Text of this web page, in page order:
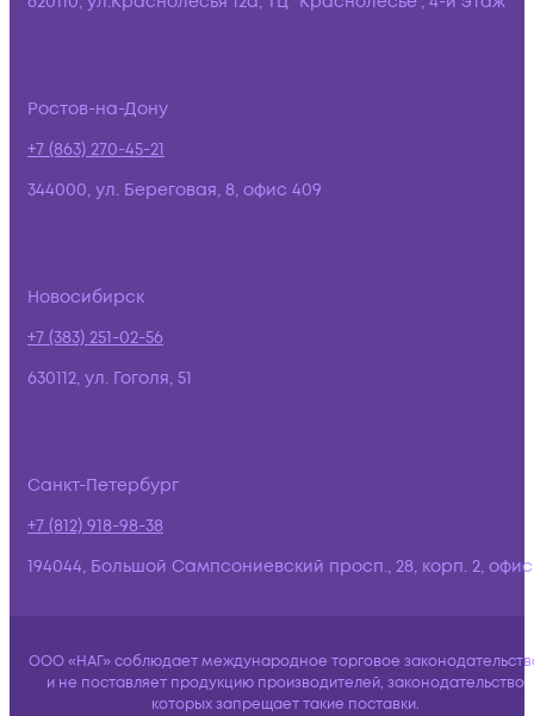
Ростов-на-Дону
+7 (863) 270-45-21
344000, ул. Береговая, 8, офис 409
Новосибирск
+7 (383) 251-02-56
630112, ул. Гоголя, 51
Санкт-Петербург
+7 (812) 918-98-38
194044, Большой Сампсониевский просп., 28, корп. 2,
ООО «НАГ» соблюдает международное торговое
и не поставляет продукцию производителей, законодательство
которых запрещает такие поставки.